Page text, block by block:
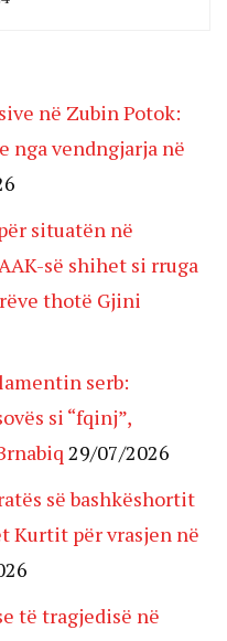
në Zubin Potok:
nga vendngjarja në
situatën në
së shihet si rruga
thotë Gjini
serb:
si “fqinj”,
29/07/2026
së bashkëshortit
Kurtit për vrasjen në
të tragjedisë në